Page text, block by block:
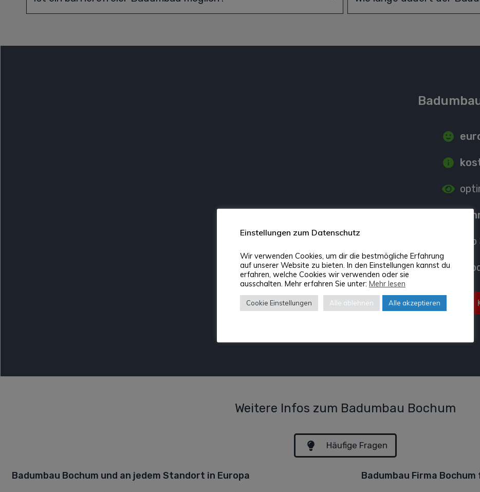
Top
Weitere Infos zum Badumbau Bochum
Häufige Fragen
Badumbau Bochum und an jedem Standort in Europa Badumbau Firma
Einstellungen zum Datenschutz
Wir verwenden Cookies, um dir die bestmögliche Erfahrung
auf unserer Website zu bieten. In den Einstellungen kannst du
erfahren, welche Cookies wir verwenden oder sie
ausschalten. Mehr erfahren Sie unter: Mehr lesen
Cookie Einstellungen Alle ablehnen Alle akzeptieren